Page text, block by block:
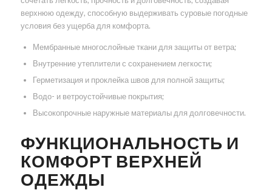
верхнюю одежду, способную выдерживать суровые погодные
условия без ущерба для комфорта.
Мембранные многослойные ткани для защиты от ветра;
Внутренние утеплители с сохранением легкости;
Герметизация и проклейка швов для полной защиты;
Водо- и ветроустойчивые покрытия;
Высокопрочные наружные материалы для долговечности.
ФУНКЦИОНАЛЬНОСТЬ И
КОМФОРТ ВЕРХНЕЙ
ОДЕЖДЫ